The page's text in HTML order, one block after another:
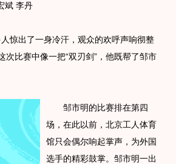
斌 李丹
出了一身冷汗，观众的欢呼声响彻整
比赛中像一把“双刃剑”，他既帮了邹市
邹市明的比赛排在第四
场，在此以前，北京工人体育
馆只会偶尔响起掌声，为外国
选手的精彩鼓掌。邹市明一出